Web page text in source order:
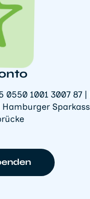
0550 1001 3007 87 |
| Hamburger